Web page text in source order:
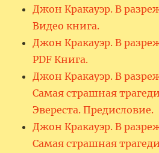
Джон Кракауэр. В
Видео книга.
Джон Кракауэр. В
PDF Книга.
Джон Кракауэр. В
Самая страшная
Эвереста. Предисловие.
Джон Кракауэр. В
Самая страшная